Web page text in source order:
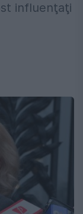
influenţaţi